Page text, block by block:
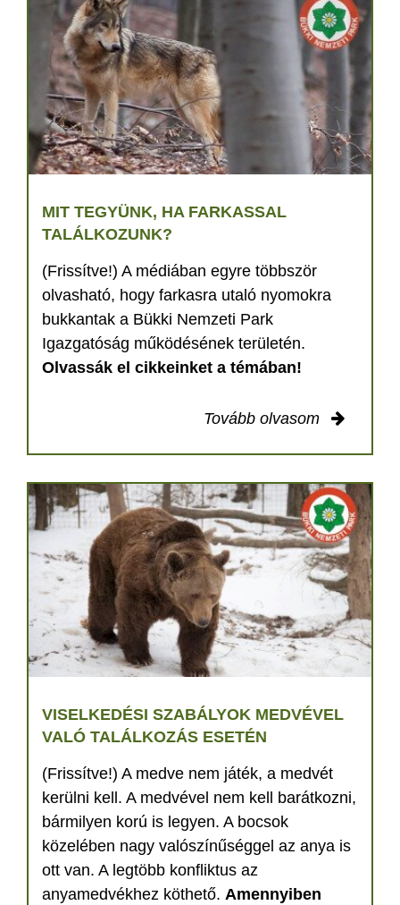
MIT TEGYÜNK, HA FARKASSAL
TALÁLKOZUNK?
(Frissítve!) A médiában egyre többször
olvasható, hogy farkasra utaló nyomokra
bukkantak a Bükki Nemzeti Park
Igazgatóság működésének területén.
Olvassák el cikkeinket a témában!
Tovább olvasom
VISELKEDÉSI SZABÁLYOK MEDVÉVEL
VALÓ TALÁLKOZÁS ESETÉN
(Frissítve!) A medve nem játék, a medvét
kerülni kell. A medvével nem kell barátkozni,
bármilyen korú is legyen. A bocsok
közelében nagy valószínűséggel az anya is
ott van. A legtöbb konfliktus az
anyamedvékhez köthető. Amennyiben